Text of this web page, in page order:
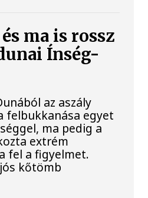
ma is rossz
Ínség-
az aszály
felbukkanása egyet
ma pedig a
extrém
fel a figyelmet.
kőtömb